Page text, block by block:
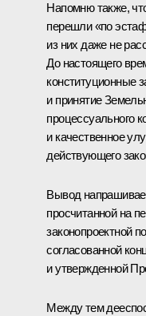
Напомню также,
перешли «по
из них даже не
До настоящего
конституционные
и принятие
процессуального
и качественное
действующего
Вывод
просчитанной на
законопроектной
согласованной
и утвержденной
Между тем